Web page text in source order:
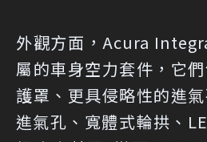
外觀方面，Acura
屬的車身空力套件，它
護罩、更具侵略性的進
進氣孔、寬體式輪拱、